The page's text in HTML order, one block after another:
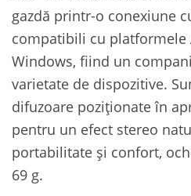
gazdă printr-o conexiune
compatibili cu platformele
Windows, fiind un
varietate de dispozitive.
difuzoare poziționate în
pentru un efect stereo
portabilitate și confort,
69 g.